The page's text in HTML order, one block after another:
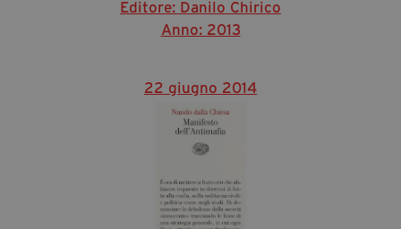
Editore: Danilo Chirico
Anno: 2013
22 giugno 2014